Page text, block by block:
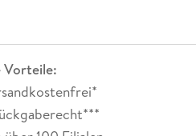
Vorteile: